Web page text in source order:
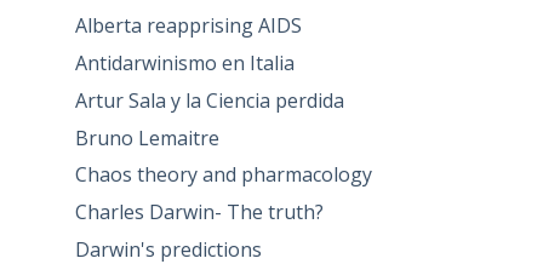
Alberta reapprising AIDS
Antidarwinismo en Italia
Artur Sala y la Ciencia perdida
Bruno Lemaitre
Chaos theory and pharmacology
Charles Darwin- The truth?
Darwin's predictions